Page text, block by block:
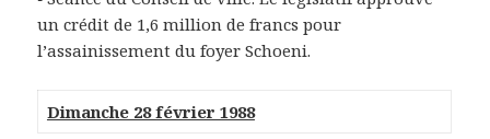
un crédit de 1,6 million de francs pour
l’assainissement du foyer Schoeni.
Dimanche 28 février 1988